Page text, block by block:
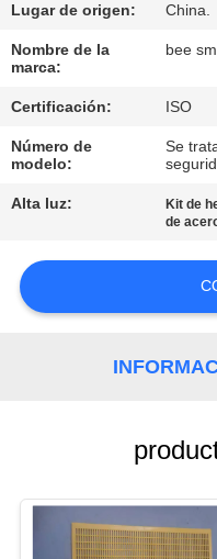
CONTROL
DE
CALIDAD
CONTACTO
CON
MAPA
Lugar de origen: China.
Nombre de la
marca:
bee
Certificación: ISO
Número de
modelo:
Se
Alta luz: Kit de
de